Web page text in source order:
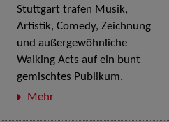
Stuttgart trafen Musik,
Artistik, Comedy, Zeichnung
und außergewöhnliche
Walking Acts auf ein bunt
gemischtes Publikum.
Mehr